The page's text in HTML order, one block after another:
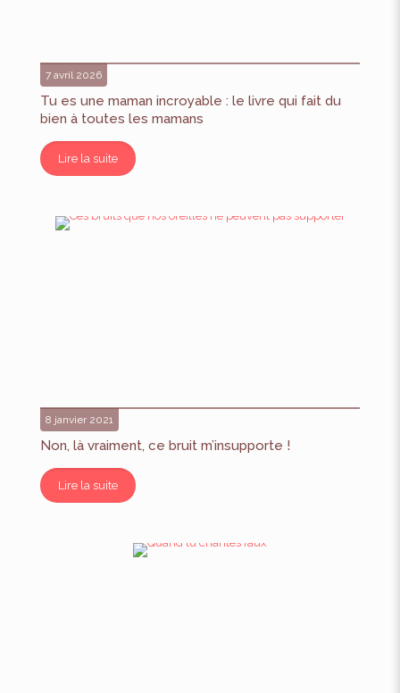
7 avril 2026
Tu es une maman incroyable : le livre qui fait du
bien à toutes les mamans
Lire la suite
8 janvier 2021
Non, là vraiment, ce bruit m’insupporte !
Lire la suite